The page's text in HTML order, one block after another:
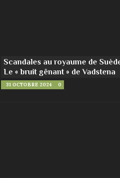
Scandales au royaume de
Le « bruit gênant » de Vadstena
31 OCTOBRE 2024 0